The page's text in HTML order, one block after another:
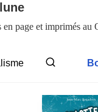
page et imprimés au